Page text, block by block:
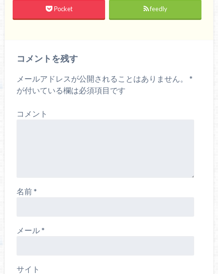
Pocket feedly
コメントを残す
メールアドレスが公開されることはありません。
*
が付いている欄は必須項目です
コメント
名前*
メール*
サイト